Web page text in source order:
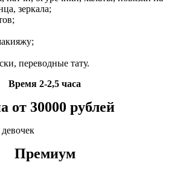
зеркала;
переводные тату.
Время 2-2,5 часа
от 30000 рублей
Премиум